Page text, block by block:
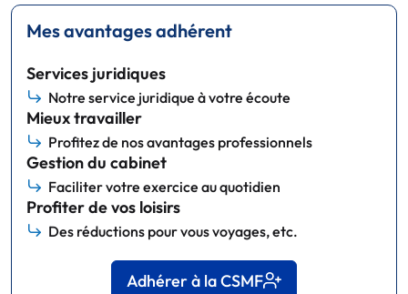
Mes avantages adhérent
Services juridiques
Notre service juridique à votre écoute
Mieux travailler
Profitez de nos avantages professionnels
Gestion du cabinet
Faciliter votre exercice au quotidien
Profiter de vos loisirs
Des réductions pour vous voyages, etc.
Adhérer à la CSMF